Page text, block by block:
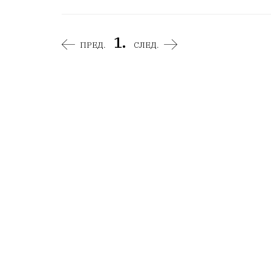
ПРЕД. 1. СЛЕД.